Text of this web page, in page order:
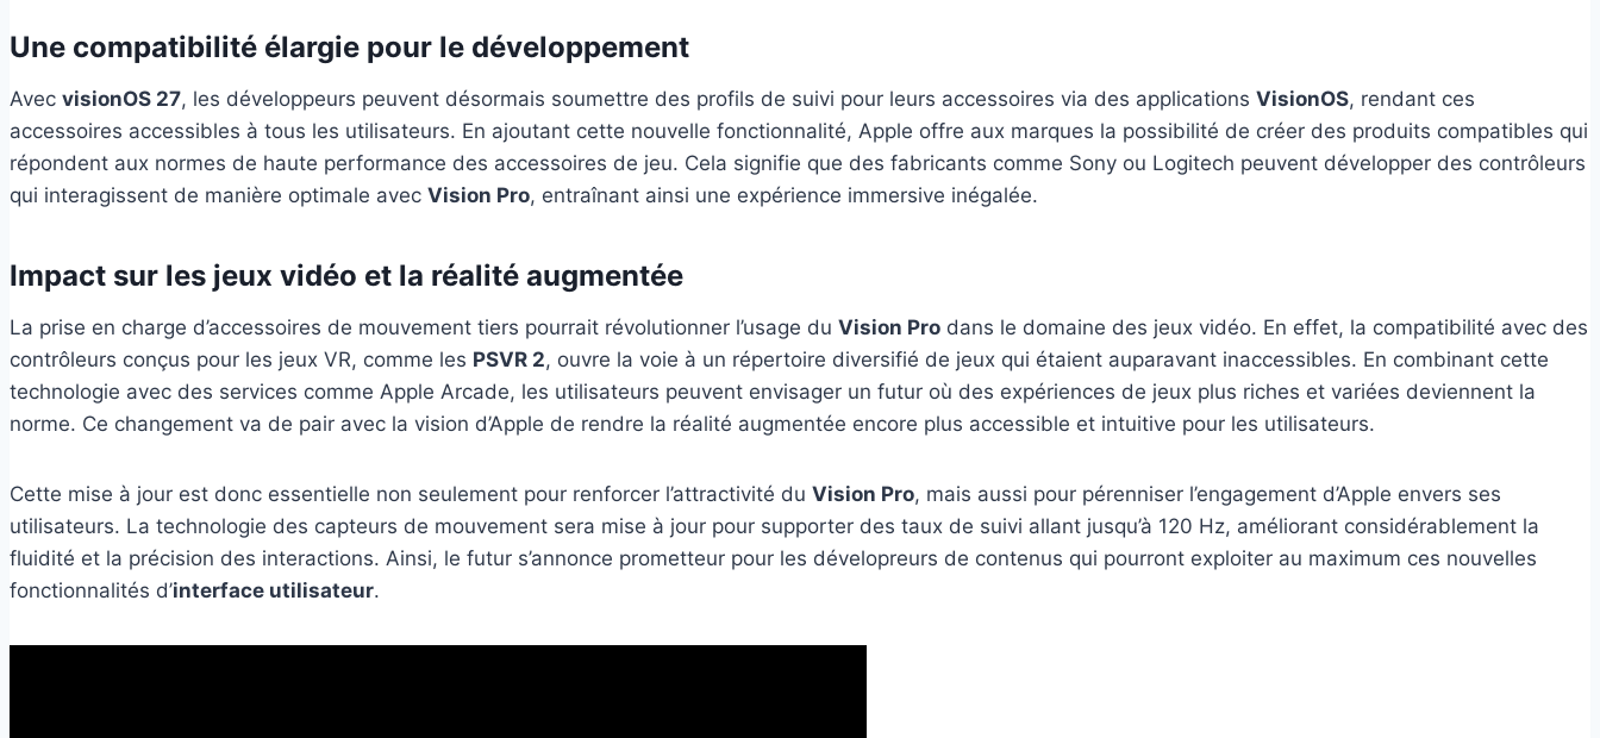
Une compatibilité élargie pour le développement
Avec visionOS 27, les développeurs peuvent désormais soumettre des profils de suivi pour leurs accessoires via des applications VisionOS, rendant ces
accessoires accessibles à tous les utilisateurs. En ajoutant cette nouvelle fonctionnalité, Apple offre aux marques la possibilité de créer des produits compatibles qui
répondent aux normes de haute performance des accessoires de jeu. Cela signifie que des fabricants comme Sony ou Logitech peuvent développer des contrôleurs
qui interagissent de manière optimale avec Vision Pro, entraînant ainsi une expérience immersive inégalée.
Impact sur les jeux vidéo et la réalité augmentée
La prise en charge d’accessoires de mouvement tiers pourrait révolutionner l’usage du Vision Pro dans le domaine des jeux vidéo. En effet, la compatibilité avec des
contrôleurs conçus pour les jeux VR, comme les PSVR 2, ouvre la voie à un répertoire diversifié de jeux qui étaient auparavant inaccessibles. En combinant cette
technologie avec des services comme Apple Arcade, les utilisateurs peuvent envisager un futur où des expériences de jeux plus riches et variées deviennent la
norme. Ce changement va de pair avec la vision d’Apple de rendre la réalité augmentée encore plus accessible et intuitive pour les utilisateurs.
Cette mise à jour est donc essentielle non seulement pour renforcer l’attractivité du Vision Pro, mais aussi pour pérenniser l’engagement d’Apple envers ses
utilisateurs. La technologie des capteurs de mouvement sera mise à jour pour supporter des taux de suivi allant jusqu’à 120 Hz, améliorant considérablement la
fluidité et la précision des interactions. Ainsi, le futur s’annonce prometteur pour les dévelopreurs de contenus qui pourront exploiter au maximum ces nouvelles
fonctionnalités d’interface utilisateur.